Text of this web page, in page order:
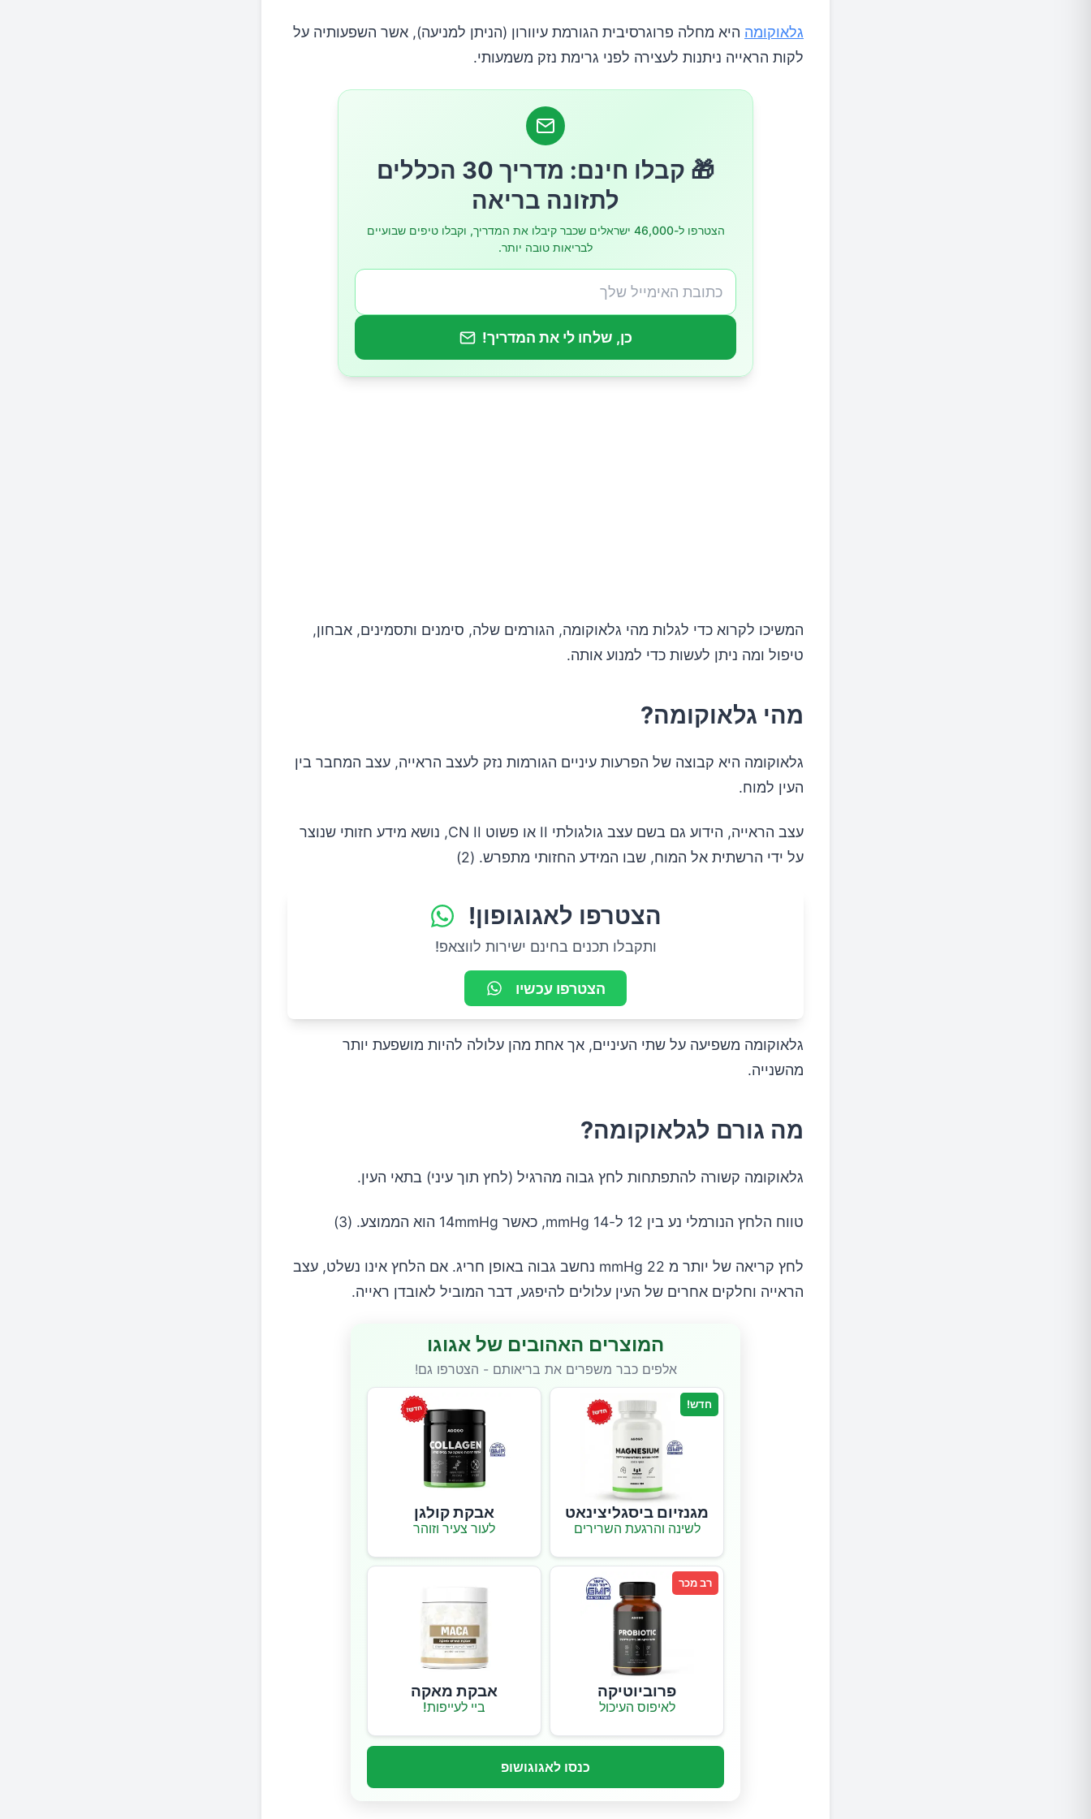
מי נמצא בסיכון לפתח גלאוקומה?
4.גוניוסקופיה
כיצד מטפלים בגלאוקומה?
1.טיפות עיניים
2.תרופות אוראליות
לייזר טרבקולופלסטי
האם ניתן למנוע גלאוקומה?
גלאוקומה היא מחלה פרוגרסיבית הגורמת עיוורון (הניתן למניעה), אשר השפעותיה על
לקות הראייה ניתנות לעצירה לפני גרימת נזק משמעותי.
🎁 קבלו חינם: מדריך 30 הכללים
לתזונה בריאה
הצטרפו ל-46,000 ישראלים שכבר קיבלו את המדריך, וקבלו טיפים שבועיים
לבריאות טובה יותר.
כן, שלחו לי את המדריך!
המשיכו לקרוא כדי לגלות מהי גלאוקומה, הגורמים שלה, סימנים ותסמינים, אבחון,
טיפול ומה ניתן לעשות כדי למנוע אותה.
מהי גלאוקומה?
גלאוקומה היא קבוצה של הפרעות עיניים הגורמות נזק לעצב הראייה, עצב המחבר בין
העין למוח.
עצב הראייה, הידוע גם בשם עצב גולגולתי II או פשוט CN II, נושא מידע חזותי שנוצר
על ידי הרשתית אל המוח, שבו המידע החזותי מתפרש. (2)
הצטרפו לאגוגופון!
ותקבלו תכנים בחינם ישירות לווצאפ!
הצטרפו עכשיו
גלאוקומה משפיעה על שתי העיניים, אך אחת מהן עלולה להיות מושפעת יותר
מהשנייה.
מה גורם לגלאוקומה?
גלאוקומה קשורה להתפתחות לחץ גבוה מהרגיל (לחץ תוך עיני) בתאי העין.
טווח הלחץ הנורמלי נע בין 12 ל-mmHg 14, כאשר 14mmHg הוא הממוצע. (3)
לחץ קריאה של יותר מ 22 mmHg נחשב גבוה באופן חריג. אם הלחץ אינו נשלט, עצב
הראייה וחלקים אחרים של העין עלולים להיפגע, דבר המוביל לאובדן ראייה.
המוצרים האהובים של אגוגו
אלפים כבר משפרים את בריאותם - הצטרפו גם!
חדש!
מגנזיום ביסגליצינאט
לשינה והרגעת השרירים
אבקת קולגן
לעור צעיר וזוהר
רב מכר
פרוביוטיקה
לאיפוס העיכול
אבקת מאקה
ביי לעייפות!
כנסו לאגוגושופ